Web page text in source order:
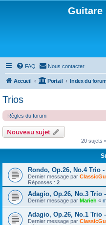
Guitare
FAQ Nous contacter
Accueil Portail Index du forum
Trios
Règles du forum
Nouveau sujet
20 sujets
Rondo, Op.26, No.4 Trio
Dernier message par
Réponses : 2
Adagio, Op.26, No.3 Trio
Dernier message par Marieh «
Adagio, Op.26, No.1 Trio
Dernier message par